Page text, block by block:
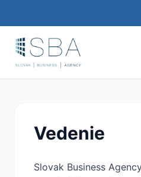
Vedenie
Slovak Business